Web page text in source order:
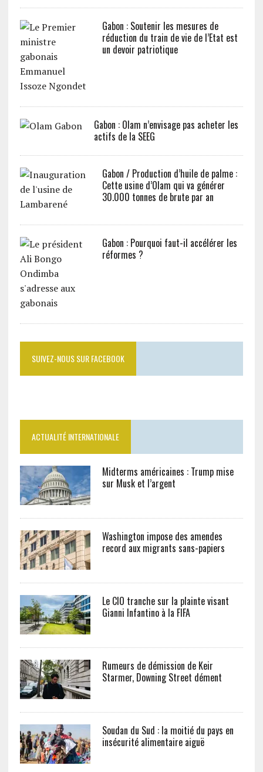
Gabon : Soutenir les mesures de
réduction du train de vie de l’Etat est
un devoir patriotique
Gabon : Olam n’envisage pas acheter les
actifs de la SEEG
Gabon / Production d’huile de palme :
Cette usine d’Olam qui va générer
30.000 tonnes de brute par an
Gabon : Pourquoi faut-il accélérer les
réformes ?
SUIVEZ-NOUS SUR FACEBOOK
ACTUALITÉ INTERNATIONALE
Midterms américaines : Trump mise
sur Musk et l’argent
Washington impose des amendes
record aux migrants sans-papiers
Le CIO tranche sur la plainte visant
Gianni Infantino à la FIFA
Rumeurs de démission de Keir
Starmer, Downing Street dément
Soudan du Sud : la moitié du pays en
insécurité alimentaire aiguë